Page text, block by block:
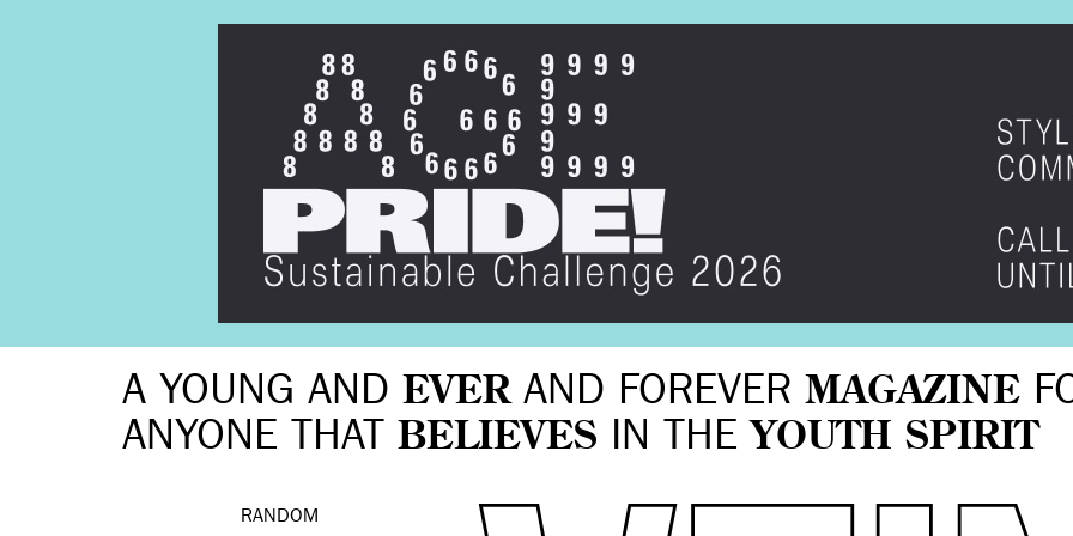
A YOUNG AND EVERAND FOREVER MAGAZINE
ANYONE THAT BELIEVES IN THE YOUTH SPIRIT
RANDOM